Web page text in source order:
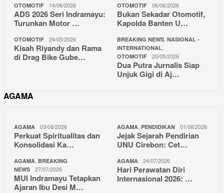
OTOMOTIF 14/06/2026
ADS 2026 Seri Indramayu:
Turunkan Motor …
OTOMOTIF 06/06/2026
Bukan Sekadar Otomotif,
Kapolda Banten U…
OTOMOTIF 24/05/2026
Kisah Riyandy dan Rama
di Drag Bike Gube…
BREAKING NEWS NASIONAL -
INTERNATIONAL
OTOMOTIF 20/05/2026
Dua Putra Jurnalis Siap
Unjuk Gigi di Aj…
AGAMA
AGAMA 03/08/2026
Perkuat Spiritualitas dan
Konsolidasi Ka…
AGAMA PENDIDIKAN 01/08/2026
Jejak Sejarah Pendirian
UNU Cirebon: Cet…
AGAMA BREAKING
NEWS
27/07/2026
MUI Indramayu Tetapkan
Ajaran Ibu Desi M…
AGAMA 24/07/2026
Hari Perawatan Diri
Internasional 2026: …